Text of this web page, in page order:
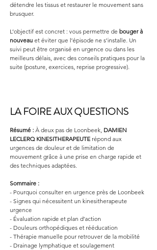
détendre les tissus et restaurer le mouvement sans
brusquer.
L’objectif est concret : vous permettre de bouger à
nouveau et éviter que l’épisode ne s’installe. Un
suivi peut être organisé en urgence ou dans les
meilleurs délais, avec des conseils pratiques pour la
suite (posture, exercices, reprise progressive).
LA FOIRE AUX QUESTIONS
Résumé : À deux pas de Loonbeek, DAMIEN
LECLERQ KINESITHERAPEUTE répond aux
urgences de douleur et de limitation de
mouvement grâce à une prise en charge rapide et
des techniques adaptées.
Sommaire :
- Pourquoi consulter en urgence près de Loonbeek
- Signes qui nécessitent un kinesitherapeute
urgence
- Évaluation rapide et plan d’action
- Douleurs orthopédiques et rééducation
- Thérapie manuelle pour retrouver de la mobilité
- Drainage lymphatique et soulagement